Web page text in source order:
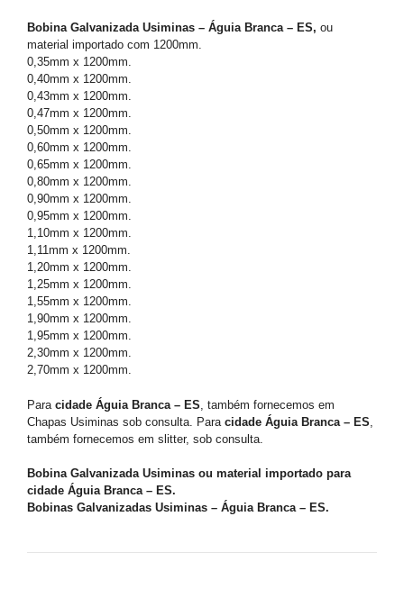
Bobina Galvanizada Usiminas – Águia Branca – ES, ou
material importado com 1200mm.
0,35mm x 1200mm.
0,40mm x 1200mm.
0,43mm x 1200mm.
0,47mm x 1200mm.
0,50mm x 1200mm.
0,60mm x 1200mm.
0,65mm x 1200mm.
0,80mm x 1200mm.
0,90mm x 1200mm.
0,95mm x 1200mm.
1,10mm x 1200mm.
1,11mm x 1200mm.
1,20mm x 1200mm.
1,25mm x 1200mm.
1,55mm x 1200mm.
1,90mm x 1200mm.
1,95mm x 1200mm.
2,30mm x 1200mm.
2,70mm x 1200mm.
Para cidade Águia Branca – ES , também fornecemos em
Chapas Usiminas sob consulta. Para cidade Águia Branca – ES
também fornecemos em slitter, sob consulta.
Bobina Galvanizada Usiminas ou material importado para
cidade Águia Branca – ES.
Bobinas Galvanizadas Usiminas – Águia Branca – ES.